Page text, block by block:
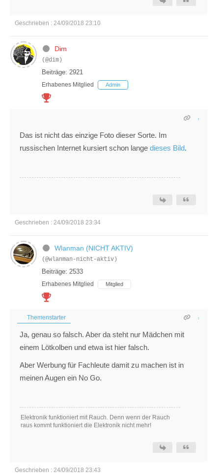
Geschrieben : 24/09/2018 23:10
Dim
(@dim)
Beiträge: 2921
Erhabenes Mitglied Admin
Das ist nicht das einzige Foto dieser Sorte. Im
russischen Internet kursiert schon lange dieses Bild.
Geschrieben : 24/09/2018 23:34
Wlanman (NICHT AKTIV)
(@wlanman-nicht-aktiv)
Beiträge: 2533
Erhabenes Mitglied Mitglied
Themenstarter
Ja, genau so falsch. Aber da steht nur Mädchen mit
einem Lötkolben und etwa ist hier falsch.
Aber Werbung für Fachleute damit zu machen ist in
meinen Augen ein No Go.
Elektronik funktioniert mit Rauch. Denn wenn der Rauch
raus kommt funktioniert die Elektronik nicht mehr!
Geschrieben : 24/09/2018 23:43